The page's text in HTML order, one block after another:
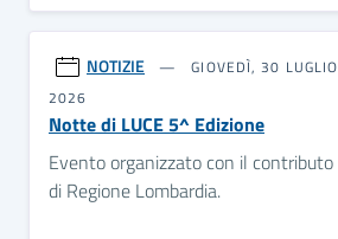
NOTIZIE
GIOVEDÌ, 30 LUGLIO
2026
Notte di LUCE 5^ Edizione
Evento organizzato con il contributo
di Regione Lombardia.